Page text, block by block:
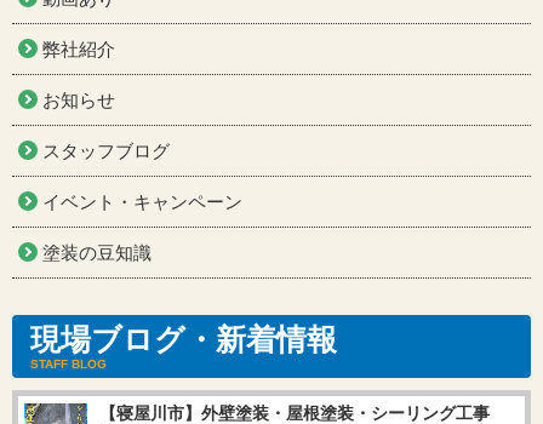
弊社紹介
お知らせ
スタッフブログ
イベント・キャンペーン
塗装の豆知識
現場ブログ・新着情報
STAFF BLOG
【寝屋川市】外壁塗装・屋根塗装・シーリング工事